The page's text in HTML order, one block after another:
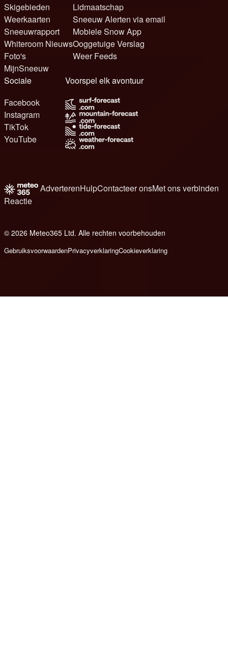
Skigebieden
Weerkaarten
Sneeuwrapport
Whiteroom Nieuws
Foto's
MijnSneeuw
Lidmaatschap
Sneeuw Alerten via email
Mobiele Snow App
Ooggetuige Verslag
Weer Feeds
Sociale
Facebook
Instagram
TikTok
YouTube
Voorspel elk avontuur
AdverterenHulpContacteer onsMet ons verbinden
Reactie
© 2026 Meteo365 Ltd. Alle rechten voorbehouden
GebruiksvoorwaardenPrivacyverklaringCookieverklaring